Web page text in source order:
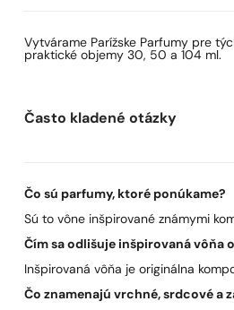
Vytvárame Parížske Parfumy pre
praktické objemy 30, 50 a 104 ml.
Často kladené otázky
Čo sú parfumy, ktoré ponúkame?
Sú to vône inšpirované známymi
Čím sa odlišuje inšpirovaná vôňa
Inšpirovaná vôňa je originálna
Čo znamenajú vrchné, srdcové a